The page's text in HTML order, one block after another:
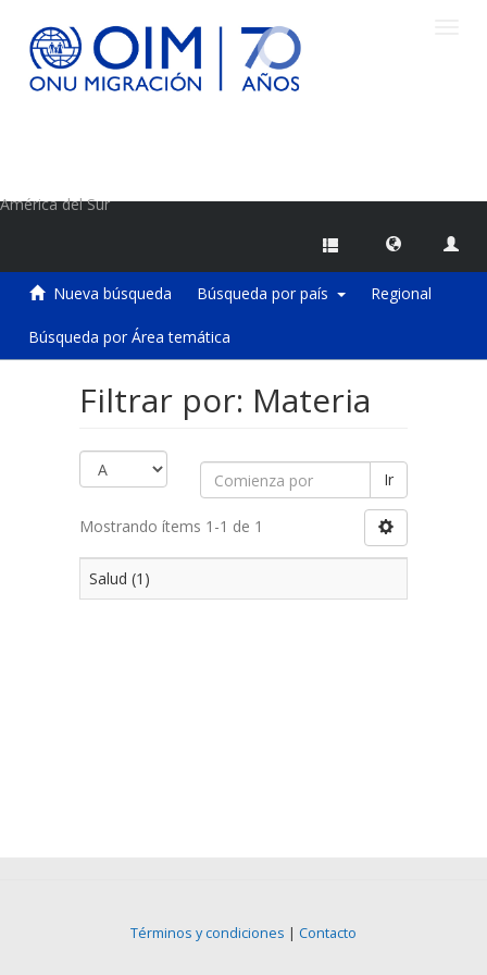
América del Sur
Nueva búsqueda Búsqueda por país Regional
Búsqueda por Área temática
Filtrar por: Materia
Ir
Mostrando ítems 1-1 de 1
Salud (1)
Términos y condiciones | Contacto